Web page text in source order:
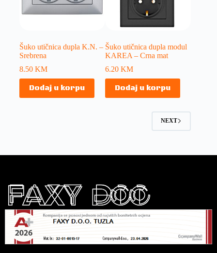
Šuko utičnica dupla K.N. –
Srebrena
8.50 KM
Dodaj u korpu
Šuko utičnica dupla modul
KAREA – Crna mat
6.20KM
Dodaj u korpu
NEXT